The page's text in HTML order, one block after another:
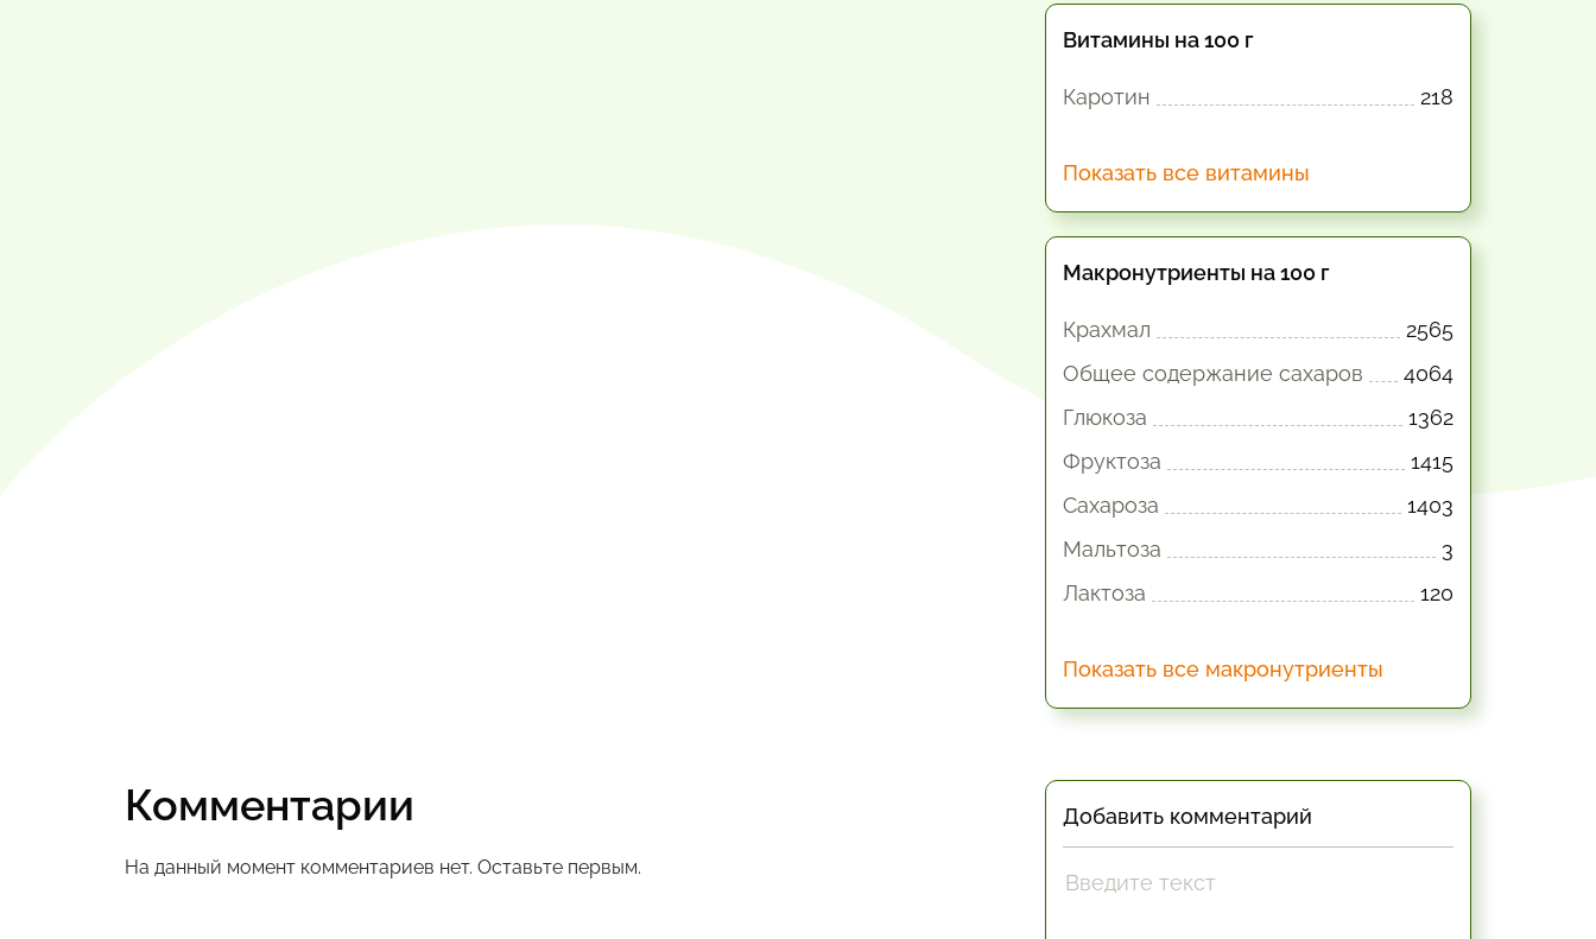
Витамины на 100 г
Каротин 218
Показать все витамины
Макронутриенты на 100 г
Крахмал
2565
Общее содержание сахаров
4064
Глюкоза
1362
Фруктоза
1415
Сахароза
1403
Мальтоза
3
Лактоза
120
Показать все макронутриенты
Комментарии
На данный момент комментариев нет. Оставьте первым.
Добавить комментарий